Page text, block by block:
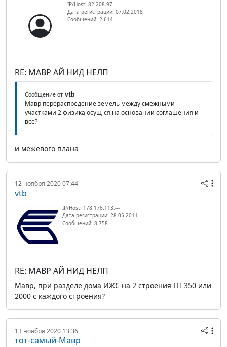
IP/Host: 82.208.97.---
Дата регистрации: 07.02.2018
Сообщений: 2 614
RE: МАВР АЙ НИД НЕЛП
Сообщение от vtb
Мавр перераспредение земель между смежными
участками 2 физика осущ-ся на основании соглашения и
все?
и межевого плана
12 ноября 2020 07:44
vtb
IP/Host: 178.176.113.---
Дата регистрации: 28.05.2011
Сообщений: 8 758
RE: МАВР АЙ НИД НЕЛП
Мавр, при разделе дома ИЖС на 2 строения ГП 350 или
2000 с каждого строения?
13 ноября 2020 13:36
тот-самый-Мавр